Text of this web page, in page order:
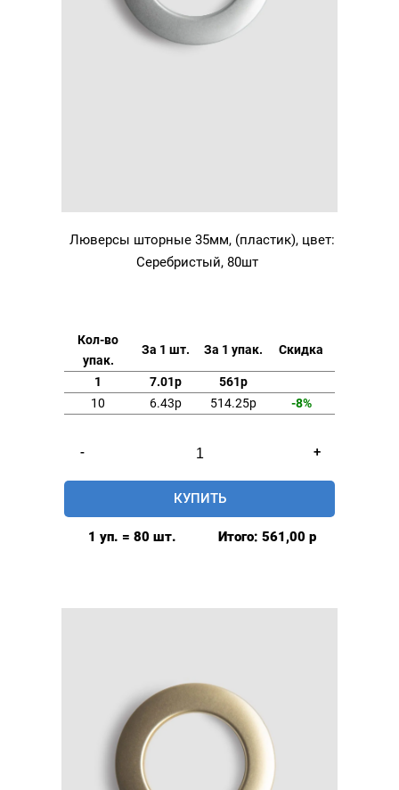
Люверсы шторные 35мм, (пластик), цвет:
Серебристый, 80шт
Кол-во
упак.
За 1 шт. За 1 упак. Скидка
1 7.01р
561р
10
6.43р 514.25р -8%
-
товара
Люверсы
шторные
80шт
+
КУПИТЬ
1 уп. = 80 шт. Итого: 561,00 р